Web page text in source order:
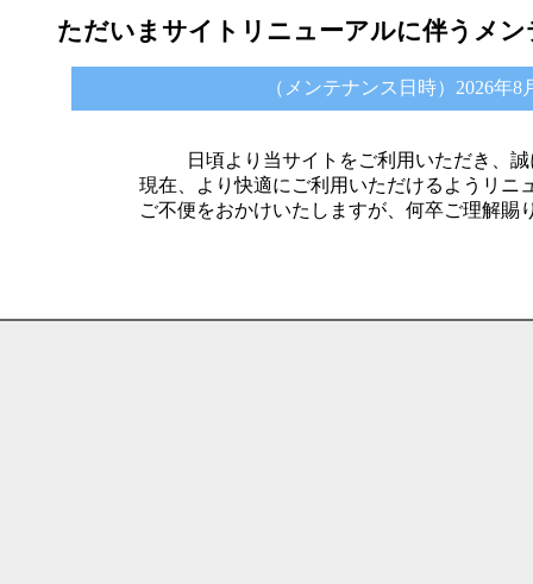
ただいまサイトリニューアルに伴うメ
（メンテナンス日時）2026年8
日頃より当サイトをご利用いただき、
現在、より快適にご利用いただけるようリニ
ご不便をおかけいたしますが、何卒ご理解賜